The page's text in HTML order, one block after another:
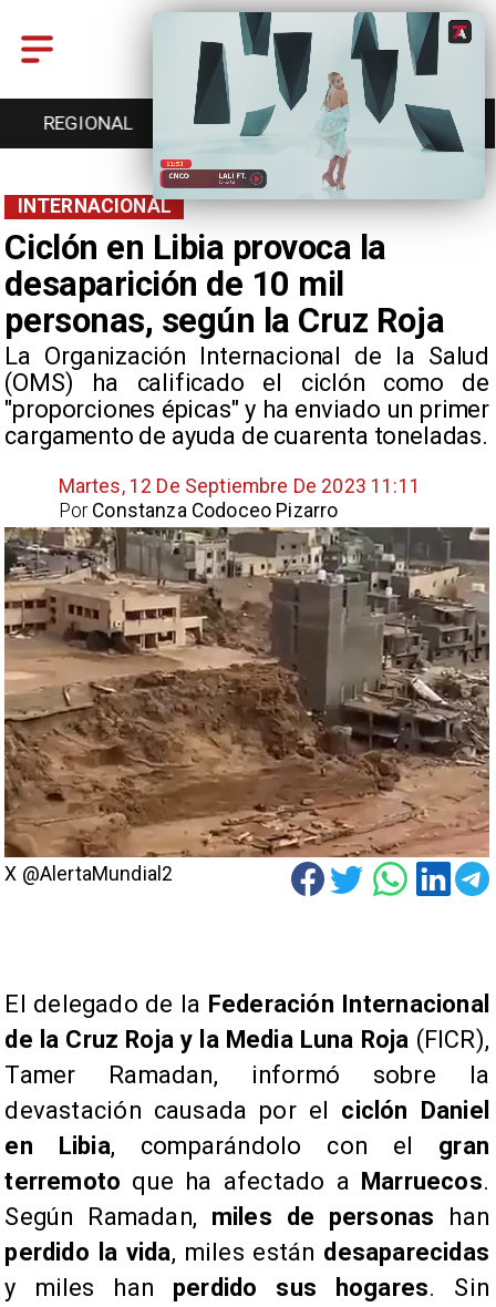
ENTRETENCIÓN DEPORTES CULTURA
Ciclón en Libia provoca la
desaparición de 10 mil
personas, según la Cruz Roja
​La Organización Internacional de la Salud
(OMS) ha calificado el ciclón como de
"proporciones épicas" y ha enviado un primer
cargamento de ayuda de cuarenta toneladas.
INTERNACIONAL
Martes, 12 De Septiembre De 2023 11:11
Constanza Codoceo Pizarro
Por
X @AlertaMundial2
El delegado de la Federación Internacional
de la Cruz Roja y la Media Luna Roja (FICR),
Tamer Ramadan, informó sobre la
devastación causada por el ciclón Daniel
en Libia, comparándolo con el gran
terremoto que ha afectado a Marruecos.
Según Ramadan, miles de personas han
perdido la vida, miles están desaparecidas
y miles han perdido sus hogares. Sin